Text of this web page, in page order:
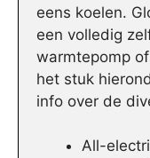
eens koelen.
een volledig
warmtepomp
het stuk
info over de
All-